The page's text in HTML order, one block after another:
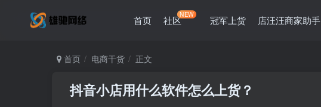
首页 社区NEW 冠军上货 店汪汪商家助手
首页 电商干货 正文
抖音小店用什么软件怎么上货？